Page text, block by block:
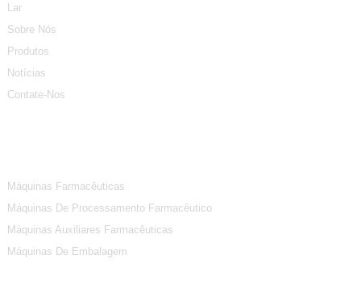
Lar
Sobre Nós
Produtos
Notícias
Contate-Nos
Máquinas Farmacêuticas
Máquinas De Processamento Farmacêutico
Máquinas Auxiliares Farmacêuticas
Máquinas De Embalagem